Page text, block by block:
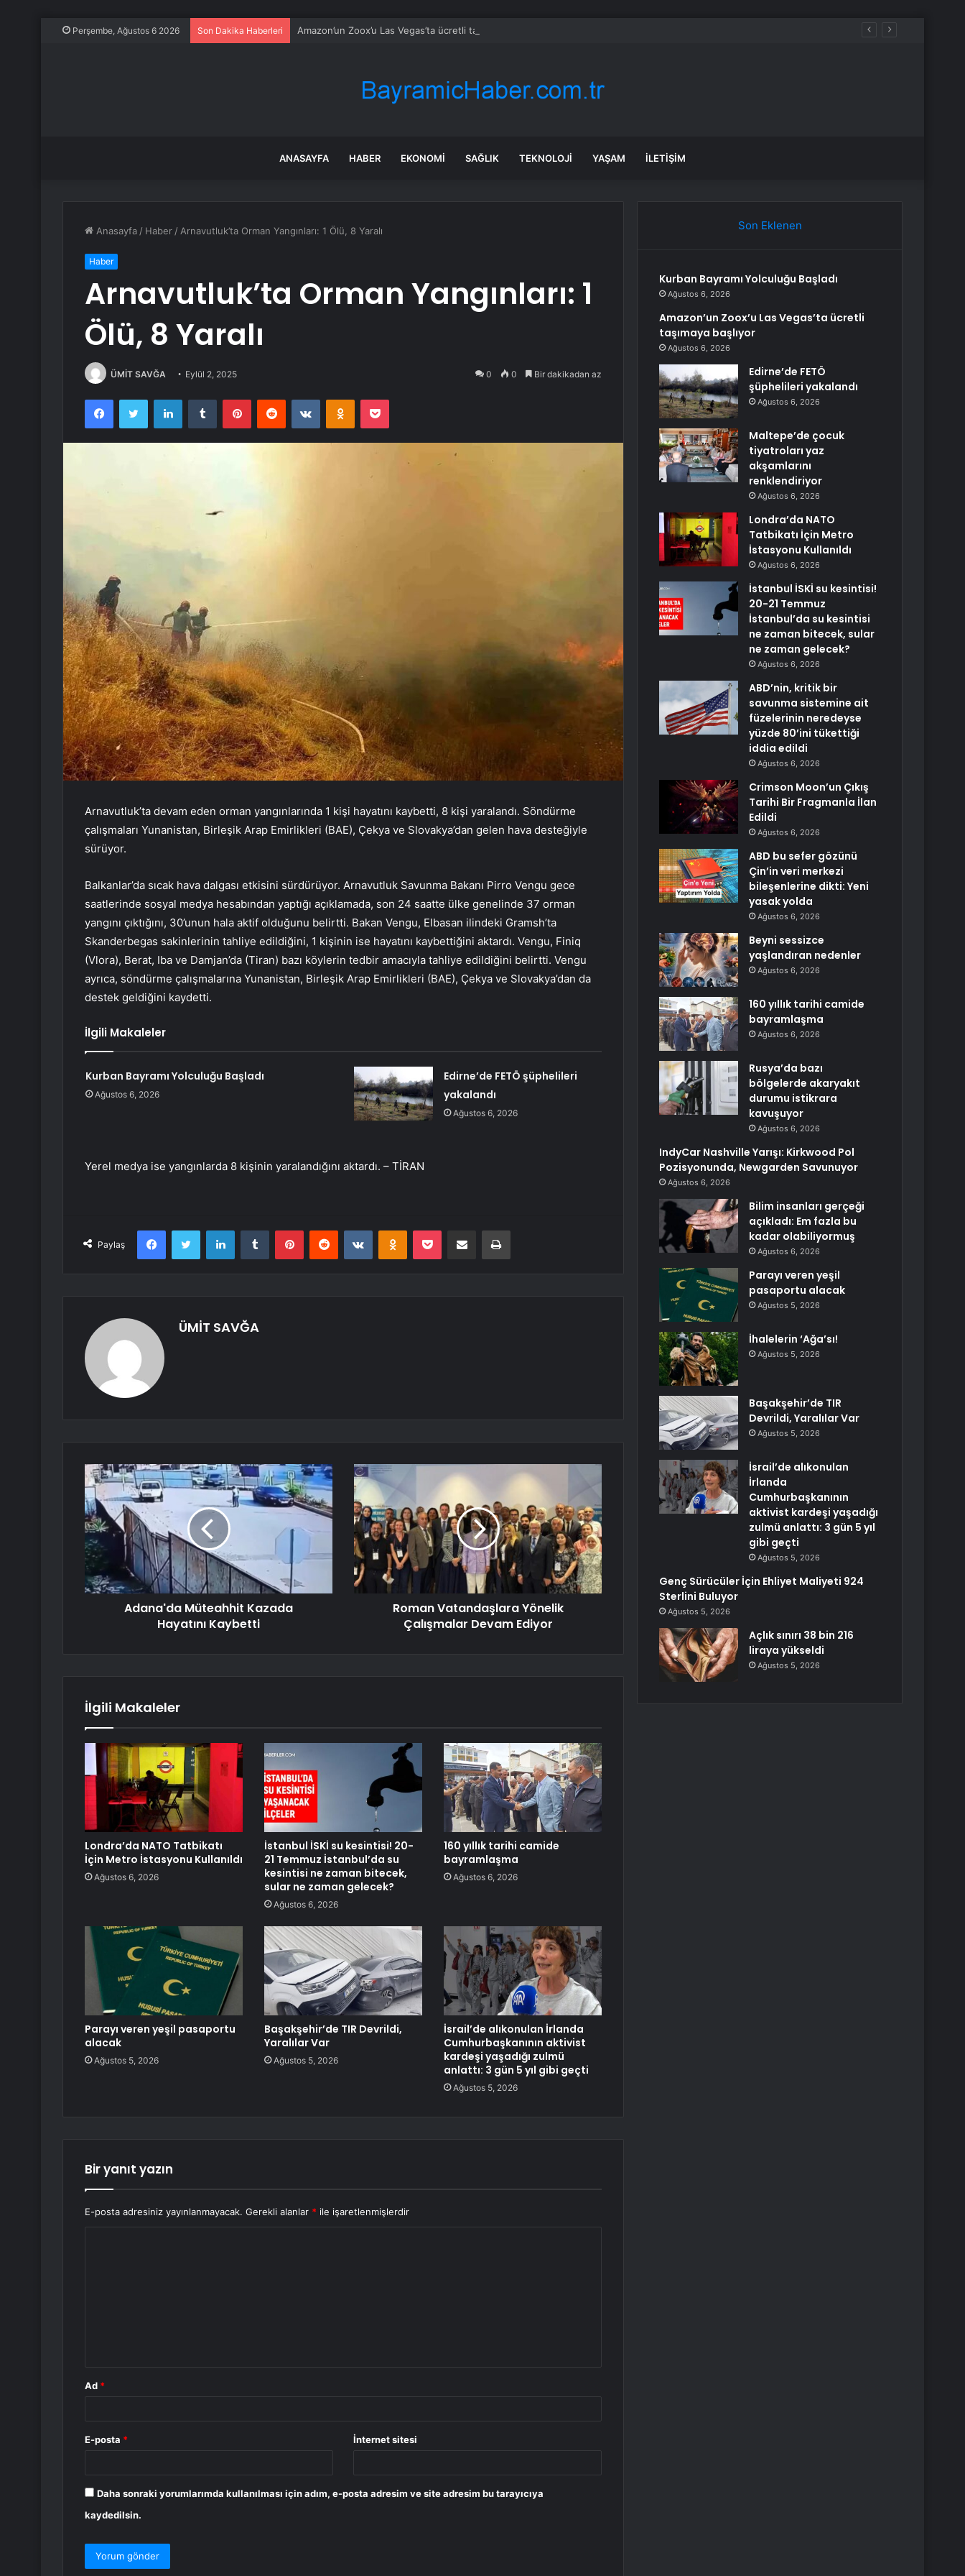
Perşembe, Ağustos 6 2026 Son Dakika Haberleri Amazon’un Zoox’u Las Vegas’ta ücretli taşımaya başlıyor
ANASAYFA HABER EKONOMI SAĞLIK TEKNOLOJI YAŞAM İLETIŞIM
Anasayfa / Haber / Arnavutluk’ta Orman Yangınları: 1 Ölü, 8 Yaralı
Haber
Arnavutluk’ta Orman Yangınları: 1
Ölü, 8 Yaralı
ÜMİT SAVĞA Eylül 2, 2025 0 0 Bir dakikadan az
FacebookTwitter LinkedInTumblr PinterestReddit VKontakteOdnoklassniki
Pocket
Arnavutluk’ta devam eden orman yangınlarında 1 kişi hayatını kaybetti, 8 kişi yaralandı. Söndürme
çalışmaları Yunanistan, Birleşik Arap Emirlikleri (BAE), Çekya ve Slovakya’dan gelen hava desteğiyle
sürüyor.
Balkanlar’da sıcak hava dalgası etkisini sürdürüyor. Arnavutluk Savunma Bakanı Pirro Vengu gece
saatlerinde sosyal medya hesabından yaptığı açıklamada, son 24 saatte ülke genelinde 37 orman
yangını çıktığını, 30’unun hala aktif olduğunu belirtti. Bakan Vengu, Elbasan ilindeki Gramsh’ta
Skanderbegas sakinlerinin tahliye edildiğini, 1 kişinin ise hayatını kaybettiğini aktardı. Vengu, Finiq
(Vlora), Berat, Iba ve Damjan’da (Tiran) bazı köylerin tedbir amacıyla tahliye edildiğini belirtti. Vengu
ayrıca, söndürme çalışmalarına Yunanistan, Birleşik Arap Emirlikleri (BAE), Çekya ve Slovakya’dan da
destek geldiğini kaydetti.
İlgili Makaleler
Kurban Bayramı Yolculuğu Başladı
Ağustos 6, 2026
Edirne’de FETÖ şüphelileri
yakalandı
Ağustos 6, 2026
Yerel medya ise yangınlarda 8 kişinin yaralandığını aktardı. – TİRAN
Paylaş
FacebookTwitter LinkedInTumblr PinterestReddit VKontakteOdnoklassniki
Pocket E-Posta ile paylaş Yazdır
ÜMİT SAVĞA
Adana'da Müteahhit Kazada
Hayatını Kaybetti
Roman Vatandaşlara Yönelik
Çalışmalar Devam Ediyor
İlgili Makaleler
Londra’da NATO Tatbikatı
İçin Metro İstasyonu Kullanıldı
Ağustos 6, 2026
İstanbul İSKİ su kesintisi! 20-
21 Temmuz İstanbul’da su
kesintisi ne zaman bitecek,
sular ne zaman gelecek?
Ağustos 6, 2026
160 yıllık tarihi camide
bayramlaşma
Ağustos 6, 2026
Parayı veren yeşil pasaportu
alacak
Ağustos 5, 2026
Başakşehir’de TIR Devrildi,
Yaralılar Var
Ağustos 5, 2026
İsrail’de alıkonulan İrlanda
Cumhurbaşkanının aktivist
kardeşi yaşadığı zulmü
anlattı: 3 gün 5 yıl gibi geçti
Ağustos 5, 2026
Bir yanıt yazın
E-posta adresiniz yayınlanmayacak. Gerekli alanlar * ile işaretlenmişlerdir
Ad *
E-posta * İnternet sitesi
Daha sonraki yorumlarımda kullanılması için adım, e-posta adresim ve site adresim bu tarayıcıya
kaydedilsin.
Son Eklenen
Kurban Bayramı Yolculuğu Başladı
Ağustos 6, 2026
Amazon’un Zoox’u Las Vegas’ta ücretli
taşımaya başlıyor
Ağustos 6, 2026
Edirne’de FETÖ
şüphelileri yakalandı
Ağustos 6, 2026
Maltepe’de çocuk
tiyatroları yaz
akşamlarını
renklendiriyor
Ağustos 6, 2026
Londra’da NATO
Tatbikatı İçin Metro
İstasyonu Kullanıldı
Ağustos 6, 2026
İstanbul İSKİ su kesintisi!
20-21 Temmuz
İstanbul’da su kesintisi
ne zaman bitecek, sular
ne zaman gelecek?
Ağustos 6, 2026
ABD’nin, kritik bir
savunma sistemine ait
füzelerinin neredeyse
yüzde 80’ini tükettiği
iddia edildi
Ağustos 6, 2026
Crimson Moon’un Çıkış
Tarihi Bir Fragmanla İlan
Edildi
Ağustos 6, 2026
ABD bu sefer gözünü
Çin’in veri merkezi
bileşenlerine dikti: Yeni
yasak yolda
Ağustos 6, 2026
Beyni sessizce
yaşlandıran nedenler
Ağustos 6, 2026
160 yıllık tarihi camide
bayramlaşma
Ağustos 6, 2026
Rusya’da bazı
bölgelerde akaryakıt
durumu istikrara
kavuşuyor
Ağustos 6, 2026
IndyCar Nashville Yarışı: Kirkwood Pol
Pozisyonunda, Newgarden Savunuyor
Ağustos 6, 2026
Bilim insanları gerçeği
açıkladı: Em fazla bu
kadar olabiliyormuş
Ağustos 6, 2026
Parayı veren yeşil
pasaportu alacak
Ağustos 5, 2026
İhalelerin ‘Ağa’sı!
Ağustos 5, 2026
Başakşehir’de TIR
Devrildi, Yaralılar Var
Ağustos 5, 2026
İsrail’de alıkonulan
İrlanda
Cumhurbaşkanının
aktivist kardeşi yaşadığı
zulmü anlattı: 3 gün 5 yıl
gibi geçti
Ağustos 5, 2026
Genç Sürücüler İçin Ehliyet Maliyeti 924
Sterlini Buluyor
Ağustos 5, 2026
Açlık sınırı 38 bin 216
liraya yükseldi
Ağustos 5, 2026